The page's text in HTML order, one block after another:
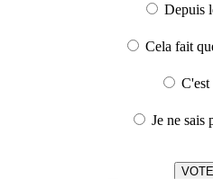
Depuis
Cela fait
C'est
Je ne sais